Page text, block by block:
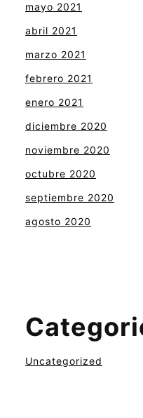
mayo 2021
abril 2021
marzo 2021
febrero 2021
enero 2021
diciembre 2020
noviembre 2020
octubre 2020
septiembre 2020
agosto 2020
Uncategorized